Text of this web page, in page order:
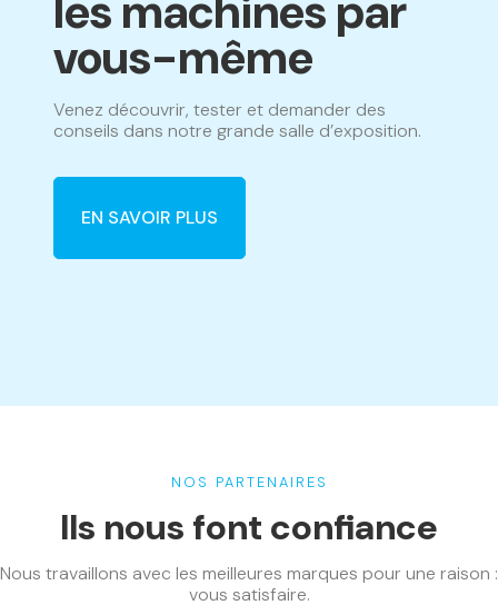
les machines par
vous-même
Venez découvrir, tester et demander des
conseils dans notre grande salle d’exposition.
EN SAVOIR PLUS
NOS PARTENAIRES
Ils nous font confiance
Nous travaillons avec les meilleures marques pour une raison :
vous satisfaire.